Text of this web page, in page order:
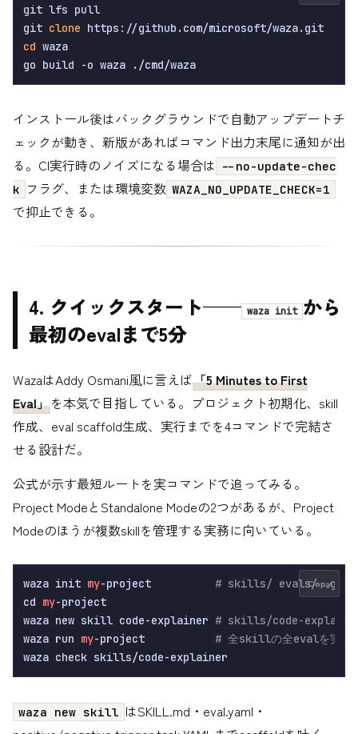
git lfs pull
git clone
cd waza
インストール後はバックグラウンドで自動アップデートチ
ェックが動き、新版があればコマンド出力末尾に通知が出
る。CI実行時のノイズになる場合は --no-update-chec
k フラグ、または環境変数 WAZA_NO_UPDATE_CHECK=1
で抑止できる。
4. クイックスタート—— waza init から
最初のevalまで5分
WazaはAddy Osmani風に言えば「5 Minutes to First
Eval」を本気で目指している。プロジェクト初期化、skill
作成、eval scaffold生成、実行までを4コマンドで完結さ
せる設計だ。
公式が示す最短ルートを実コマンドで追ってみる。
Project ModeとStandalone Modeの2つがあるが、Project
Modeのほうが複数skillを管理する実務に向いている。
waza init my-project # skills/ evals/
cd my-project
waza new skill code-explainer # skills/code-
waza run my-project # 全skillの全evalを実行
Copy
waza new skill はSKILL.md・eval.yaml・